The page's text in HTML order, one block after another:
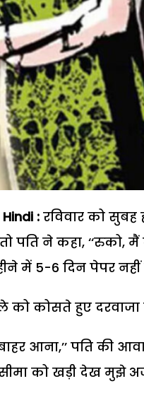
:रविवार को
पति ने कहा, ‘‘रुको,
में 5-6 दिन पेपर नहीं
को कोसते हुए
बाहर आना,’’ पति
को खड़ी देख मुझे